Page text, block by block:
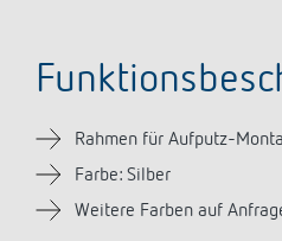
Rahmen für Aufputz-
Farbe: Silber
Weitere Farben auf